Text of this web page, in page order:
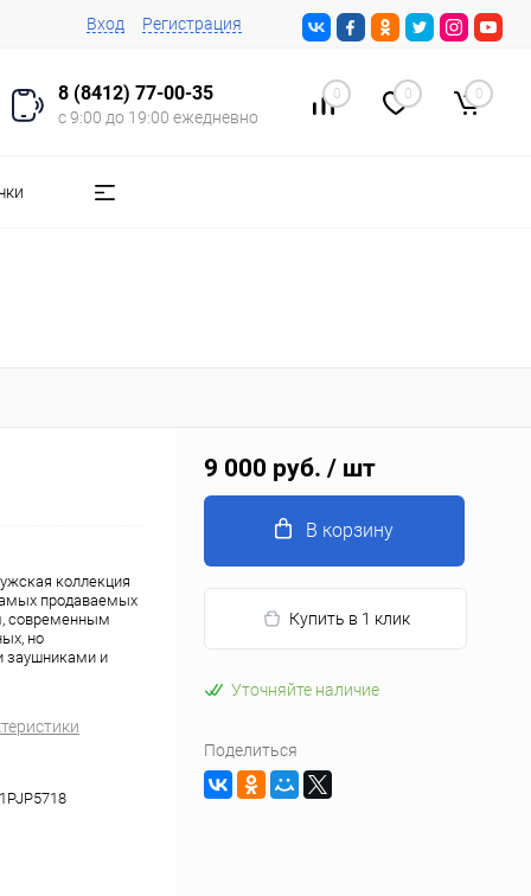
Вход Регистрация
8 (8412) 77-00-35
с 9:00 до 19:00 ежедневно
0 0 0
коллекция
продаваемых
современным
но
заушниками и
9 000 руб. / шт
В корзину
Купить в 1 клик
Уточняйте наличие
Поделиться